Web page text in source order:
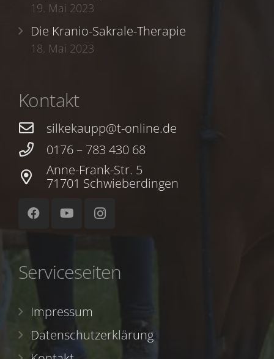
19. Mai 2023
Die Kranio-Sakrale-Therapie
18. Mai 2023
Kontakt
silkekaupp@t-online.de
0176 – 783 430 68
Anne-Frank-Str. 5
71701 Schwieberdingen
Serviceseiten
Impressum
Datenschutzerklärung